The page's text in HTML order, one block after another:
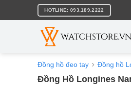
nội
HOTLINE: 093.189.2222
Đồng hồ đeo tay Đồng hồ
Đồng Hồ Longines